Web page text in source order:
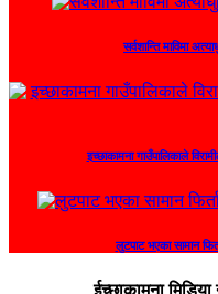
सर्वशान्ति माविमा
इच्छाकामना गाउँपालिकाले
लुटपाट भएका सामान
ईच्छाकामना मिडिया